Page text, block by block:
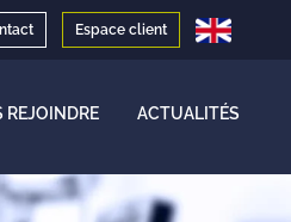
Espace client
REJOINDRE ACTUALITÉS